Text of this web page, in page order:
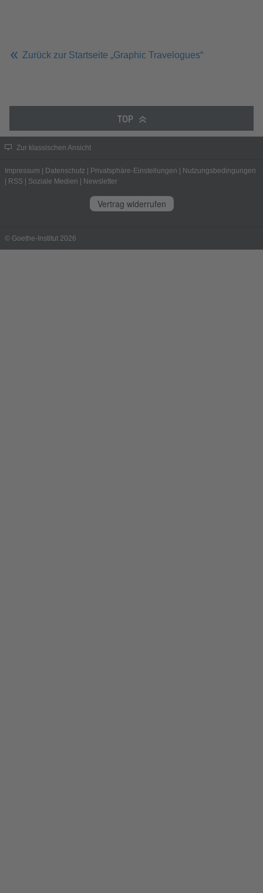
Zurück zur Startseite „Graphic Travelogues“
TOP
Zur klassischen Ansicht
Impressum Datenschutz Privatsphäre-Einstellungen
Nutzungsbedingungen
RSS Soziale Medien Newsletter
Vertrag widerrufen
© Goethe-Institut 2026